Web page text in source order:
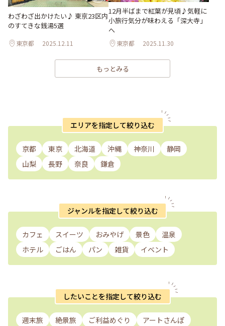
わざわざ出かけたい♪ 東京23区内
のすてきな銭湯5選
東京都 2025.12.11
12月半ばまで紅葉が見頃♪気軽に
小旅行気分が味わえる「深大寺」
へ
東京都 2025.11.30
もっとみる
エリアを指定して絞り込む
京都 東京 北海道 沖縄 神奈川
静岡
山梨
長野 奈良 鎌倉
ジャンルを指定して絞り込む
カフェ スイーツ おみやげ 景色
温泉
ホテル
ごはん パン 雑貨 イベント
したいことを指定して絞り込む
週末旅 絶景旅 ご利益めぐり
アートさんぽ